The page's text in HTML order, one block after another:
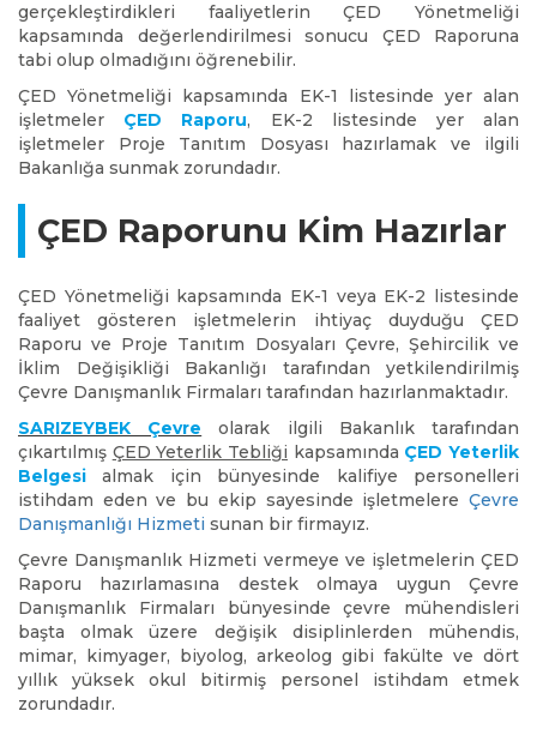
gerçekleştirdikleri faaliyetlerin ÇED Yönetmeliği
kapsamında değerlendirilmesi sonucu ÇED Raporuna
tabi olup olmadığını öğrenebilir.
ÇED Yönetmeliği kapsamında EK-1 listesinde yer alan
işletmeler ÇED Raporu, EK-2 listesinde yer alan
işletmeler Proje Tanıtım Dosyası hazırlamak ve ilgili
Bakanlığa sunmak zorundadır.
ÇED Raporunu Kim Hazırlar
ÇED Yönetmeliği kapsamında EK-1 veya EK-2 listesinde
faaliyet gösteren işletmelerin ihtiyaç duyduğu ÇED
Raporu ve Proje Tanıtım Dosyaları Çevre, Şehircilik ve
İklim Değişikliği Bakanlığı tarafından yetkilendirilmiş
Çevre Danışmanlık Firmaları tarafından hazırlanmaktadır.
SARIZEYBEK Çevre olarak ilgili Bakanlık tarafından
çıkartılmış ÇED Yeterlik Tebliği kapsamında ÇED Yeterlik
Belgesi almak için bünyesinde kalifiye personelleri
istihdam eden ve bu ekip sayesinde işletmelere Çevre
Danışmanlığı Hizmeti sunan bir firmayız.
Çevre Danışmanlık Hizmeti vermeye ve işletmelerin ÇED
Raporu hazırlamasına destek olmaya uygun Çevre
Danışmanlık Firmaları bünyesinde çevre mühendisleri
başta olmak üzere değişik disiplinlerden mühendis,
mimar, kimyager, biyolog, arkeolog gibi fakülte ve dört
yıllık yüksek okul bitirmiş personel istihdam etmek
zorundadır.